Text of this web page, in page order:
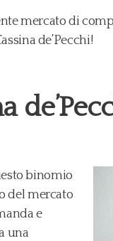
mercato di
de’Pecchi!
binomio
del mercato
e
una